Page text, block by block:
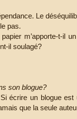
Le
pas.
m’apporte-t-il
il soulagé?
son blogue?
écrire un blogue
que la seule